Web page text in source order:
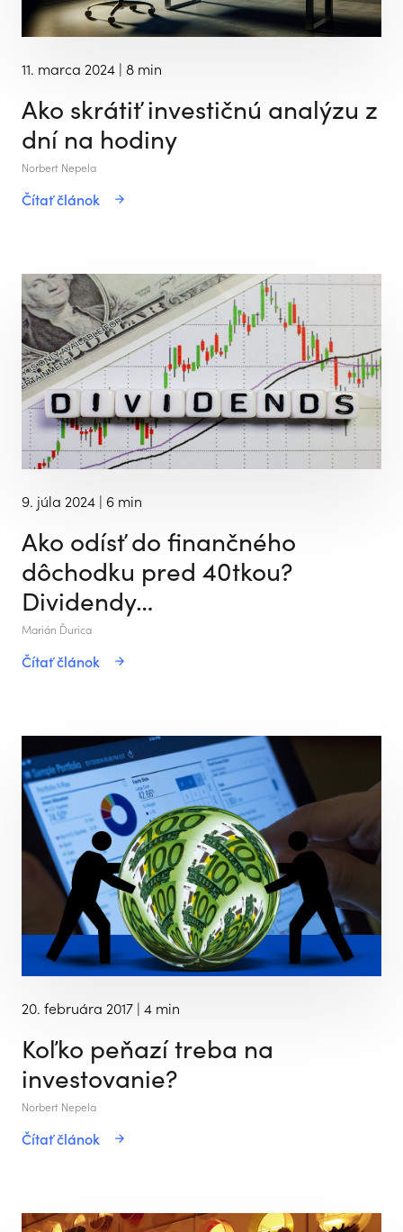
11. marca 2024 | 8 min
Ako skrátiť investičnú analýzu z
dní na hodiny
Norbert Nepela
Čítať článok
9. júla 2024 | 6 min
Ako odísť do finančného
dôchodku pred 40tkou?
Dividendy…
Marián Ďurica
Čítať článok
20. februára 2017 | 4 min
Koľko peňazí treba na
investovanie?
Norbert Nepela
Čítať článok